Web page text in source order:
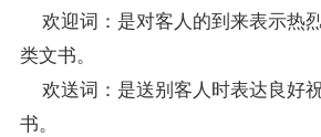
欢迎词：是对客人的到来表示热
类文书。
欢送词：是送别客人时表达良好
书。